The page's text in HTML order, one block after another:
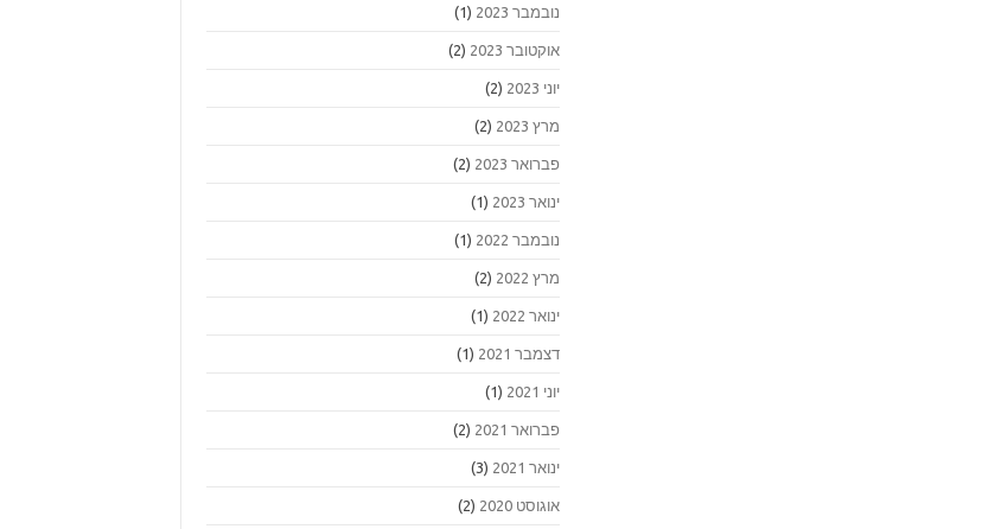
נובמבר 2023 (1)
אוקטובר 2023 (2)
יוני 2023 (2)
מרץ 2023 (2)
פברואר 2023 (2)
ינואר 2023 (1)
נובמבר 2022 (1)
מרץ 2022 (2)
ינואר 2022 (1)
דצמבר 2021 (1)
יוני 2021 (1)
פברואר 2021 (2)
ינואר 2021 (3)
אוגוסט 2020 (2)